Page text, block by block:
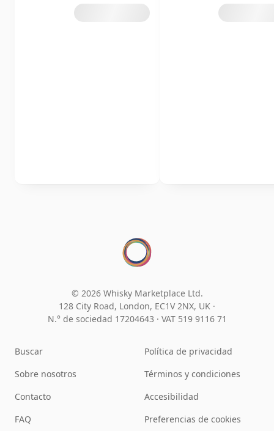
© 2026 Whisky Marketplace Ltd.
128 City Road, London, EC1V 2NX, UK ·
N.° de sociedad 17204643 · VAT 519 9116 71
Buscar
Sobre nosotros
Contacto
FAQ
Política de privacidad
Términos y condiciones
Accesibilidad
Preferencias de cookies